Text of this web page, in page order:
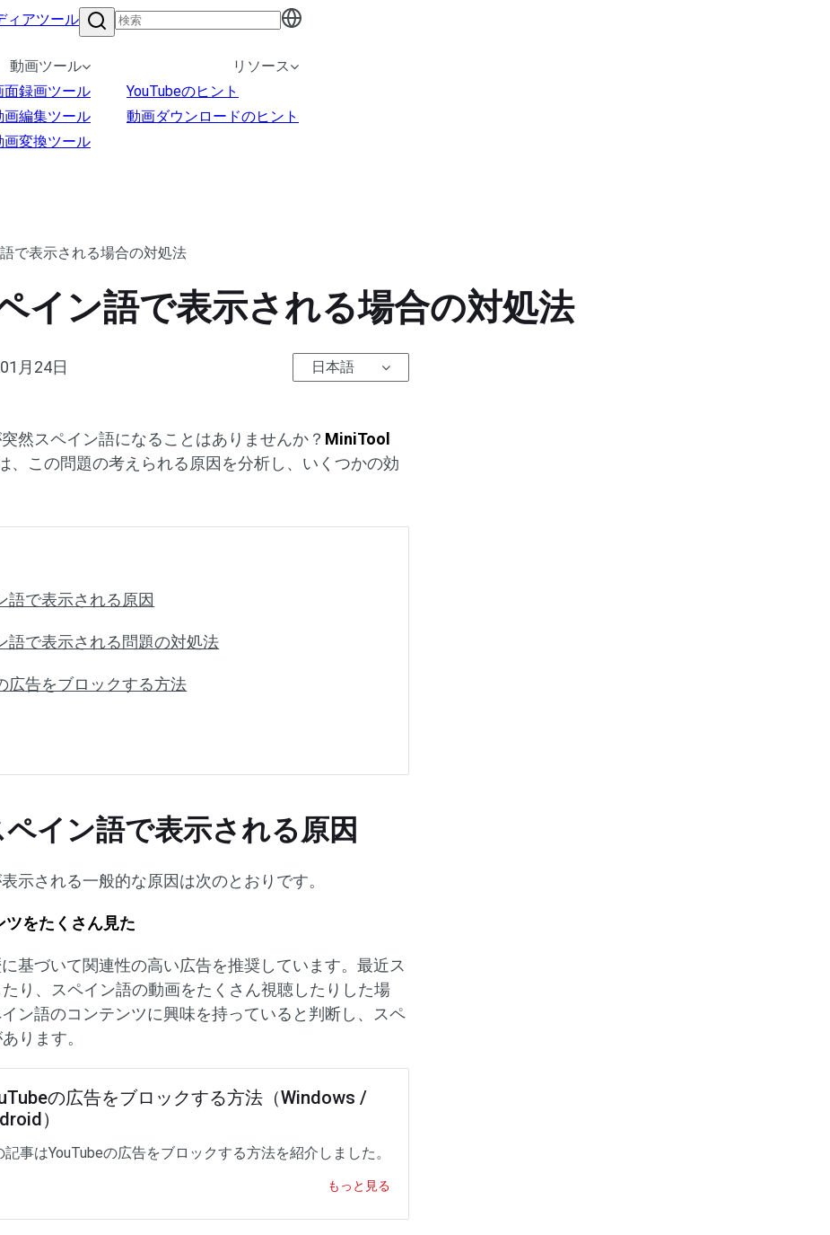
ィアツール
動画ツール
面録画ツール
画編集ツール
画変換ツール
リソース
YouTubeのヒント
動画ダウンロードのヒント
で表示される場合の対処法
イン語で表示される場合の対処法
月24日 日本語
然スペイン語になることはありませんか？ MiniTool
、この問題の考えられる原因を分析し、いくつかの効
語で表示される原因
語で表示される問題の対処法
広告をブロックする方法
イン語で表示される原因
示される一般的な原因は次のとおりです。
をたくさん見た
基づいて関連性の高い広告を推奨しています。最近ス
り、スペイン語の動画をたくさん視聴したりした場
ン語のコンテンツに興味を持っていると判断し、スペ
ります。
の広告をブロックする方法（Windows /
）
記事はYouTubeの広告をブロックする方法を紹介しました。
もっと見る